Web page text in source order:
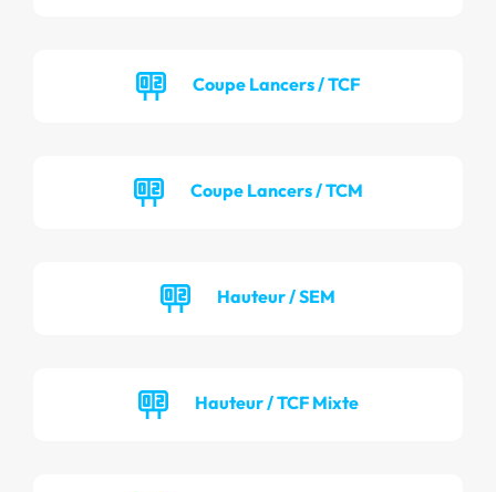
Coupe Lancers / TCF
Coupe Lancers / TCM
Hauteur / SEM
Hauteur / TCF Mixte